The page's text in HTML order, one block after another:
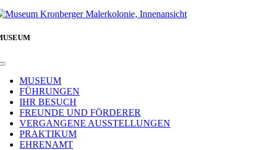
Toggle
NavigationMUSEUM
FÜHRUNGEN
IHR BESUCH
FREUNDE UND FÖRDERER
VERGANGENE AUSSTELLUNGEN
PRAKTIKUM
EHRENAMT